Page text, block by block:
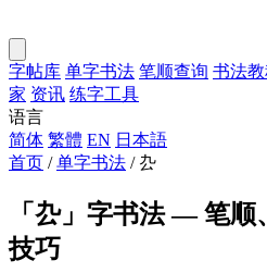
字帖库 单字书法 笔顺查询 书法
家 资讯 练字工具
语言
简体 繁體 EN 日本語
首页 / 单字书法 / 厹
「厹」字书法 — 笔
技巧